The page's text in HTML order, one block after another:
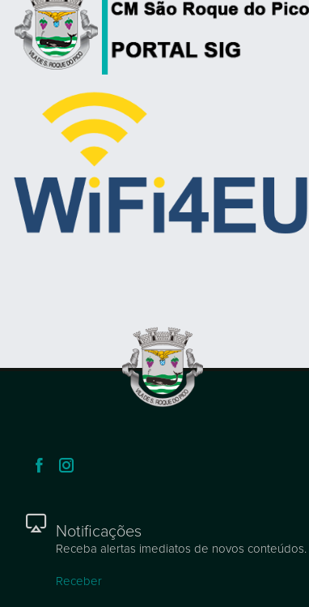
Notificações
Receba alertas imediatos de novos conteúdos.
Receber